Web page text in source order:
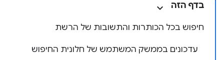
בדף הזה
חיפוש בכל הכותרות והתשובות של הרשת
עדכונים בממשק המשתמש של חלונית החיפוש